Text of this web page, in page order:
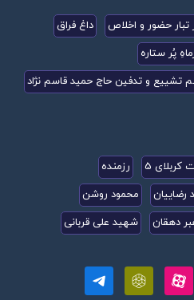
تبار حضور و اخلاص
داغ فراق
پُر ستاره
تشییع و تدفین حاج حمید قاسم نژاد
کربلای 5
رزمنده
رضاییان
محمود روشن
دهقان شهید علی قربانی